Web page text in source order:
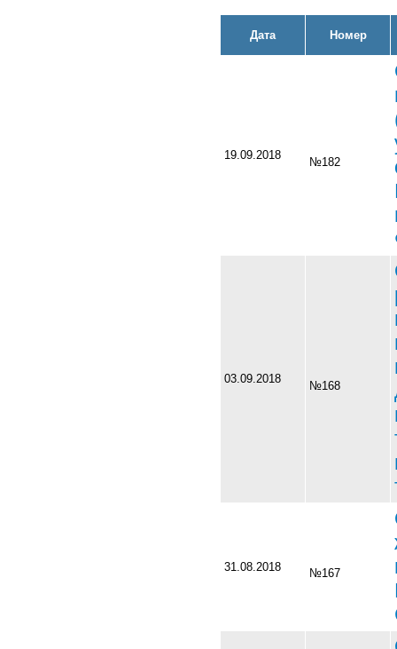
Дата Номер
19.09.2018
№182
03.09.2018
№168
31.08.2018 №167